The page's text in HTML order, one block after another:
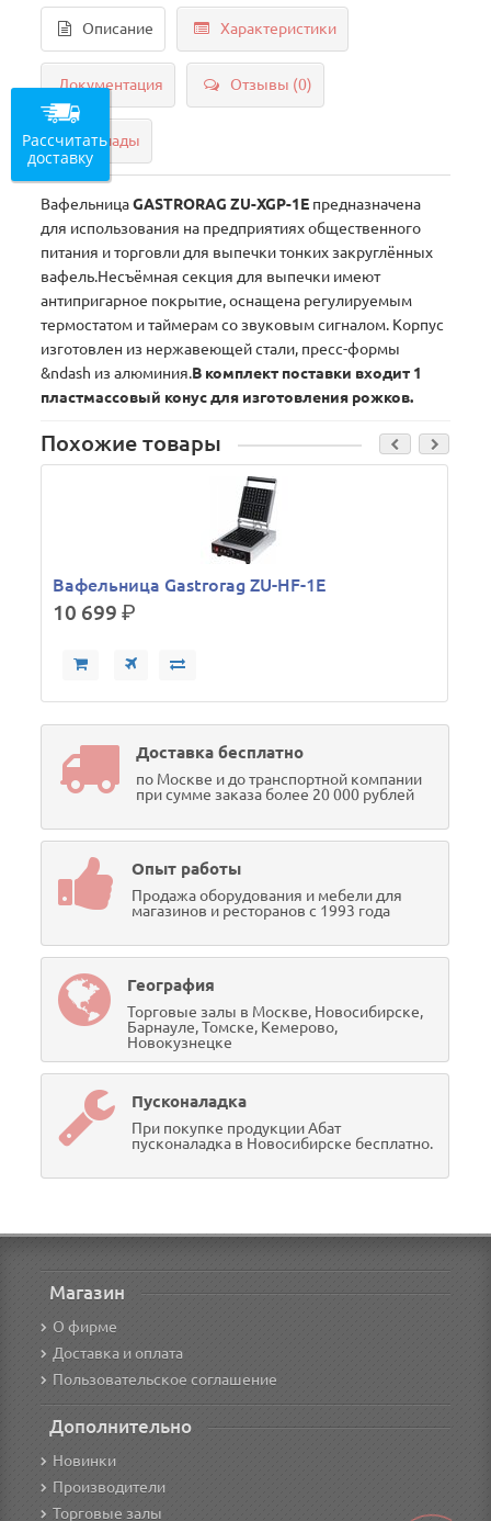
Описание Характеристики
Документация Отзывы (0)
Склады
ВафельницаGASTRORAG ZU-XGP-1E предназначена
для использования на предприятиях общественного
питания и торговли для выпечки тонких закруглённых
вафель.Несъёмная секция для выпечки имеют
антипригарное покрытие, оснащена регулируемым
термостатом и таймерам со звуковым сигналом. Корпус
изготовлен из нержавеющей стали, пресс-формы
&ndash из алюминия.В комплект поставки входит 1
пластмассовый конус для изготовления рожков.
Похожие товары
Вафельница Gastrorag ZU-HF-1E
10 699р.
Доставка бесплатно
по Москве и до транспортной компании
при сумме заказа более 20 000 рублей
Опыт работы
Продажа оборудования и мебели для
магазинов и ресторанов с 1993 года
География
Торговые залы в Москве, Новосибирске,
Барнауле, Томске, Кемерово,
Новокузнецке
Пусконаладка
При покупке продукции Абат
пусконаладка в Новосибирске бесплатно.
Магазин
О фирме
Доставка и оплата
Пользовательское соглашение
Дополнительно
Новинки
Производители
Торговые залы
Рассчитать
доставку